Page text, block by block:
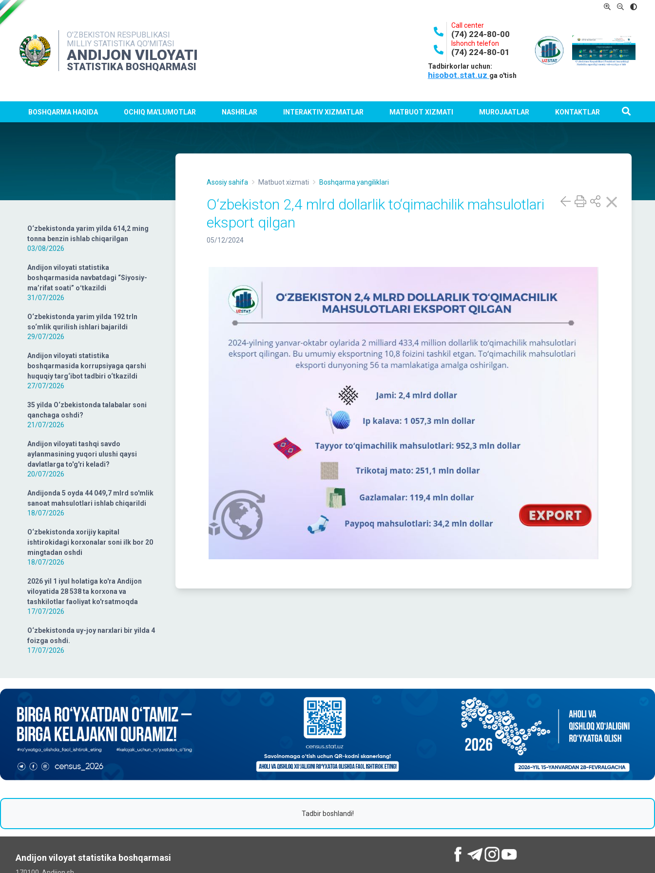
O'ZBEKISTON RESPUBLIKASI
MILLIY STATISTIKA QO'MITASI
ANDIJON VILOYATI
STATISTIKA BOSHQARMASI
Call center
(74) 224-80-00
Ishonch telefon
(74) 224-80-01
Tadbirkorlar uchun:
hisobot.stat.uz ga o'tish
BOSHQARMA HAQIDA OCHIQ MA'LUMOTLAR NASHRLAR INTERAKTIV XIZMATLAR MATBUOT XIZMATI MUROJAATLAR KONTAKTLAR
O‘zbekistonda yarim yilda 614,2 ming
tonna benzin ishlab chiqarilgan
03/08/2026
Andijon viloyati statistika
boshqarmasida navbatdagi “Siyosiy-
ma’rifat soati” oʻtkazildi
31/07/2026
O‘zbekistonda yarim yilda 192 trln
so‘mlik qurilish ishlari bajarildi
29/07/2026
Andijon viloyati statistika
boshqarmasida korrupsiyaga qarshi
huquqiy targ‘ibot tadbiri o‘tkazildi
27/07/2026
35 yilda O‘zbekistonda talabalar soni
qanchaga oshdi?
21/07/2026
Andijon viloyati tashqi savdo
aylanmasining yuqori ulushi qaysi
davlatlarga to'g'ri keladi?
20/07/2026
Andijonda 5 oyda 44 049,7 mlrd so'mlik
sanoat mahsulotlari ishlab chiqarildi
18/07/2026
O‘zbekistonda xorijiy kapital
ishtirokidagi korxonalar soni ilk bor 20
mingtadan oshdi
18/07/2026
2026 yil 1 iyul holatiga ko'ra Andijon
viloyatida 28 538 ta korxona va
tashkilotlar faoliyat ko'rsatmoqda
17/07/2026
O‘zbekistonda uy-joy narxlari bir yilda 4
foizga oshdi.
17/07/2026
Asosiy sahifa Matbuot xizmati Boshqarma yangiliklari
O‘zbekiston 2,4 mlrd dollarlik to‘qimachilik mahsulotlari
eksport qilgan
05/12/2024
Tadbir boshlandi!
Andijon viloyat statistika boshqarmasi